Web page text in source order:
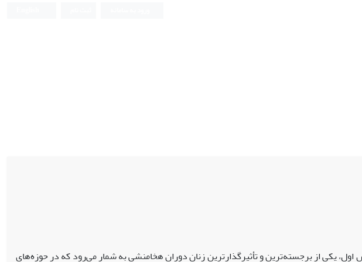
یکی از برجسته‌ترین و تأثیرگذارترین زنان دوران هخامنشی به شمار می‌رود که در حوزه‌های